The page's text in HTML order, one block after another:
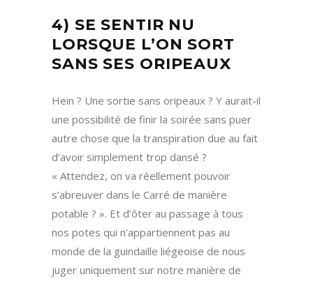
4) SE SENTIR NU
LORSQUE L’ON SORT
SANS SES ORIPEAUX
Hein ? Une sortie sans oripeaux ? Y aurait-il
une possibilité de finir la soirée sans puer
autre chose que la transpiration due au fait
d’avoir simplement trop dansé ?
« Attendez, on va réellement pouvoir
s’abreuver dans le Carré de manière
potable ? ». Et d’ôter au passage à tous
nos potes qui n’appartiennent pas au
monde de la guindaille liégeoise de nous
juger uniquement sur notre manière de